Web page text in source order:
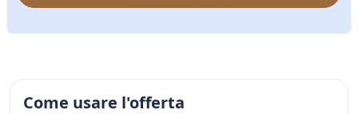
Come usare l'offerta